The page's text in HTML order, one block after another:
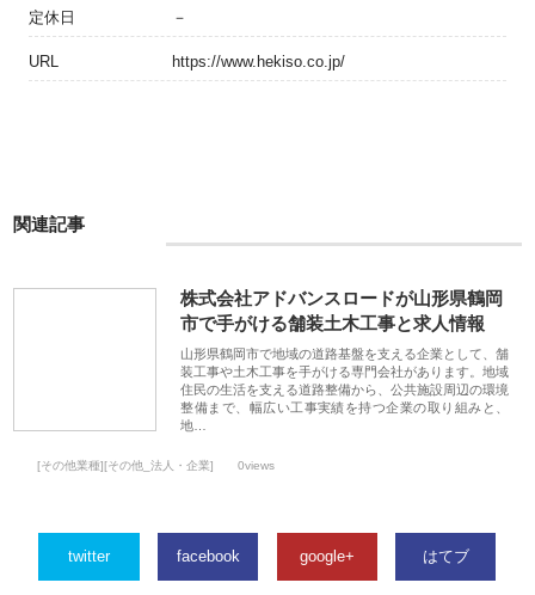
定休日 －
URL https://www.hekiso.co.jp/
関連記事
株式会社アドバンスロードが山形県鶴岡
市で手がける舗装土木工事と求人情報
山形県鶴岡市で地域の道路基盤を支える企業として、舗
装工事や土木工事を手がける専門会社があります。地域
住民の生活を支える道路整備から、公共施設周辺の環境
整備まで、幅広い工事実績を持つ企業の取り組みと、
地…
[その他業種][その他_法人・企業] 0views
twitter facebook google+ はてブ